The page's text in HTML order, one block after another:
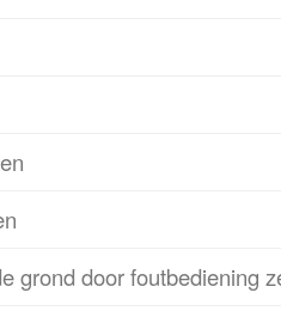
grond door foutbediening